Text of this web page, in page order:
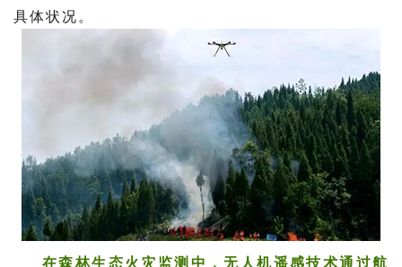
具体状况。
在森林生态火灾监测中，无人机遥感技术通过航